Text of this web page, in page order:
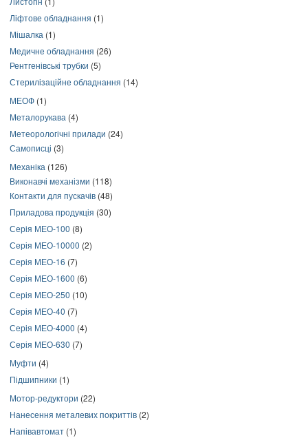
Ліфтове обладнання (1)
Мішалка (1)
Медичне обладнання (26)
Рентгенівські трубки (5)
Стерилізаційне обладнання (14)
МЕОФ (1)
Металорукава (4)
Метеорологічні прилади (24)
Самописці (3)
Механіка (126)
Виконавчі механізми (118)
Контакти для пускачів (48)
Приладова продукція (30)
Серія МЕО-100 (8)
Серія МЕО-10000 (2)
Серія МЕО-16 (7)
Серія МЕО-1600 (6)
Серія МЕО-250 (10)
Серія МЕО-40 (7)
Серія МЕО-4000 (4)
Серія МЕО-630 (7)
Муфти (4)
Підшипники (1)
Мотор-редуктори (22)
Нанесення металевих покриттів (2)
Напівавтомат (1)